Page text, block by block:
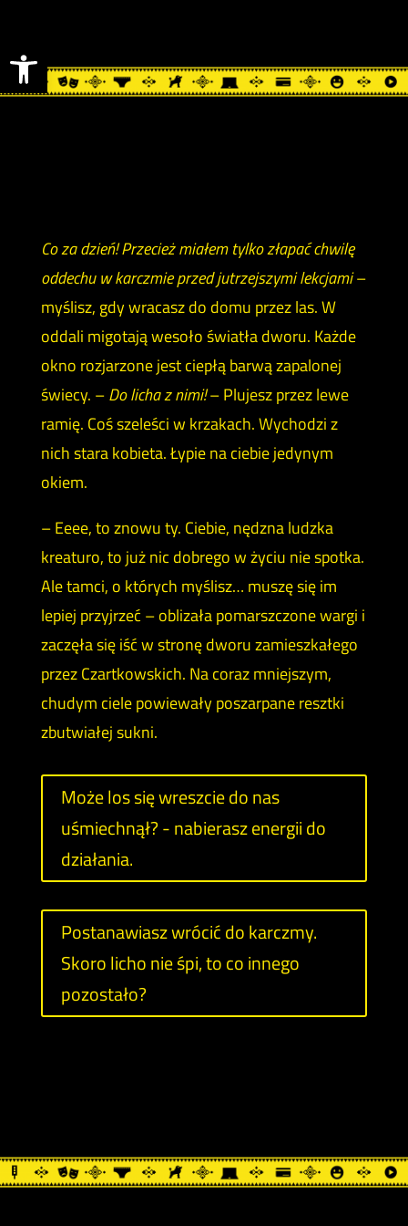
Otwórz pasek narzędzi
Co za dzień! Przecież miałem tylko złapać chwilę
oddechu w karczmie przed jutrzejszymi lekcjami–
myślisz, gdy wracasz do domu przez las. W
oddali migotają wesoło światła dworu. Każde
okno rozjarzone jest ciepłą barwą zapalonej
świecy. –Do licha z nimi!– Plujesz przez lewe
ramię. Coś szeleści w krzakach. Wychodzi z
nich stara kobieta. Łypie na ciebie jedynym
okiem.
– Eeee, to znowu ty. Ciebie, nędzna ludzka
kreaturo, to już nic dobrego w życiu nie spotka.
Ale tamci, o których myślisz… muszę się im
lepiej przyjrzeć – oblizała pomarszczone wargi i
zaczęła się iść w stronę dworu zamieszkałego
przez Czartkowskich. Na coraz mniejszym,
chudym ciele powiewały poszarpane resztki
zbutwiałej sukni.
Może los się wreszcie do nas
uśmiechnął? - nabierasz energii do
działania.
Postanawiasz wrócić do karczmy.
Skoro licho nie śpi, to co innego
pozostało?